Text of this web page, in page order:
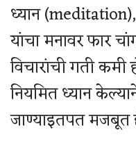
ध्यान
यांचा मनावर फार
विचारांची गती
नियमित ध्यान
जाण्याइतपत मजबूत